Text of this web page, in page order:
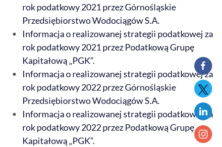
rok podatkowy 2021 przez Górnośląskie
Przedsiębiorstwo Wodociągów S.A.
Informacja o realizowanej strategii podatkowej za
rok podatkowy 2021 przez Podatkową Grupę
Kapitałową „PGK”.
Informacja o realizowanej strategii podatkowej za
rok podatkowy 2022 przez Górnośląskie
Przedsiębiorstwo Wodociągów S.A.
Informacja o realizowanej strategii podatkowej za
rok podatkowy 2022 przez Podatkową Grupę
Kapitałową „PGK”.